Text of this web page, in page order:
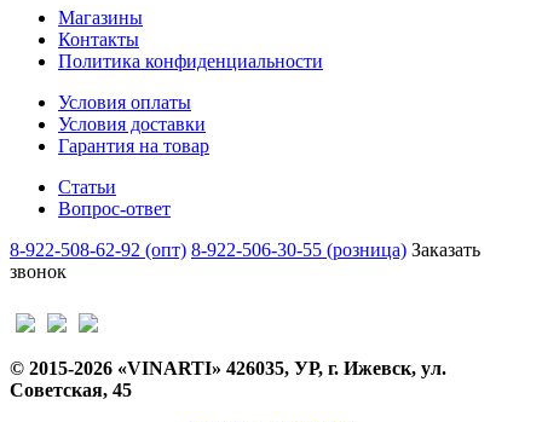
Магазины
Контакты
Политика конфиденциальности
Условия оплаты
Условия доставки
Гарантия на товар
Статьи
Вопрос-ответ
8-922-508-62-92 (опт) 8-922-506-30-55 (розница) Заказать
звонок
© 2015-2026 «VINARTI» 426035, УР, г. Ижевск, ул.
Советская, 45